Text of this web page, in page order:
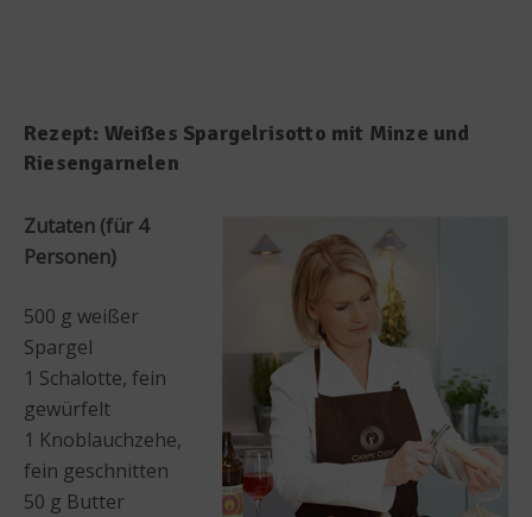
Rezept: Weißes Spargelrisotto mit Minze und
Riesengarnelen
Zutaten (für 4
Personen)
500 g weißer
Spargel
1 Schalotte, fein
gewürfelt
1 Knoblauchzehe,
fein geschnitten
50 g Butter